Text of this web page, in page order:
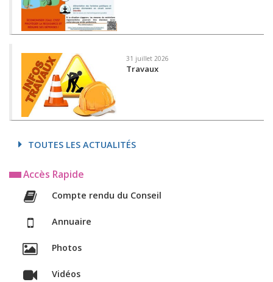
31 juillet 2026
Travaux
TOUTES LES ACTUALITÉS
Accès Rapide
Compte rendu du Conseil
Annuaire
Photos
Vidéos